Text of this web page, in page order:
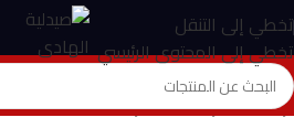
تخطي إلى التنقل
تخطي إلى المحتوى الرئيسي
الرئيسية>المتجر>العناية بالبشرة>
Face Cream 30ml